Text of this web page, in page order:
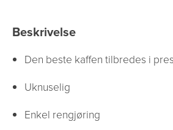
Beskrivelse
Den beste kaffen tilbredes i
Uknuselig
Enkel rengjøring